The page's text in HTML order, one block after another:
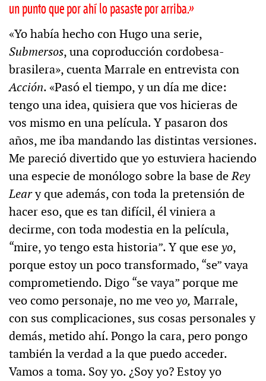
un punto que por ahí lo pasaste por arriba.»
«Yo había hecho con Hugo una serie,
Submersos, una coproducción cordobesa-
brasilera», cuenta Marrale en entrevista con
Acción. «Pasó el tiempo, y un día me dice:
tengo una idea, quisiera que vos hicieras de
vos mismo en una película. Y pasaron dos
años, me iba mandando las distintas versiones.
Me pareció divertido que yo estuviera haciendo
una especie de monólogo sobre la base deRey
Leary que además, con toda la pretensión de
hacer eso, que es tan difícil, él viniera a
decirme, con toda modestia en la película,
“mire, yo tengo esta historia”. Y que eseyo,
porque estoy un poco transformado, “se” vaya
comprometiendo. Digo “se vaya” porque me
veo como personaje, no me veoyo, Marrale,
con sus complicaciones, sus cosas personales y
demás, metido ahí. Pongo la cara, pero pongo
también la verdad a la que puedo acceder.
Vamos a toma. Soy yo. ¿Soy yo? Estoy yo